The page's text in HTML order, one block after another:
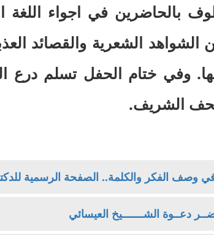
بالحاضرين في اجواء اللغة
الشواهد الشعرية والقصائد
وفي ختام الحفل تسلم درع
الشريف.
وصف الفكر والكلمة.. الصفحة الرسمية
دعــوة الشـــــــيخ العيسائي